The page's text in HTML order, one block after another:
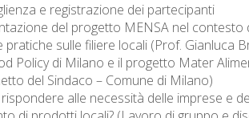
e registrazione dei partecipanti
del progetto MENSA nel contesto
pratiche sulle filiere locali (Prof. Gianluca
Policy di Milano e il progetto Mater
del Sindaco – Comune di Milano)
alle necessità delle imprese e